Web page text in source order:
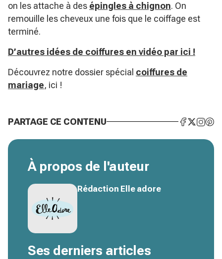
on les attache à des épingles à chignon. On
remouille les cheveux une fois que le coiffage est
terminé.
D’autres idées de coiffures en vidéo par ici !
Découvrez notre dossier spécial coiffures de
mariage, ici !
PARTAGE CE CONTENU
À propos de l'auteur
Rédaction Elle adore
Ses derniers articles